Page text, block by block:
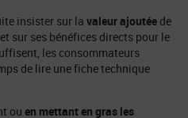
insister sur la valeur ajoutée de
sur ses bénéfices directs pour le
les consommateurs
de lire une fiche technique
ou en mettant en gras les